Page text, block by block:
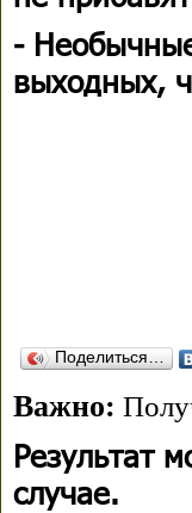
-
выходных,
Поделиться…
Важно:
Результат
случае.